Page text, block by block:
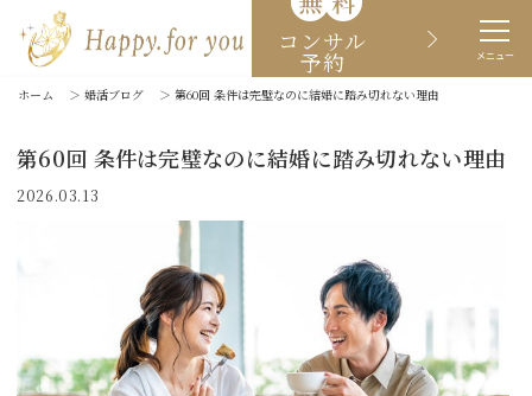
コンサル
予約 メニュー
ホーム ＞ 婚活ブログ ＞ 第60回 条件は完璧なのに結婚に踏み切れない理由
第60回 条件は完璧なのに結婚に踏み切れない理由
2026.03.13